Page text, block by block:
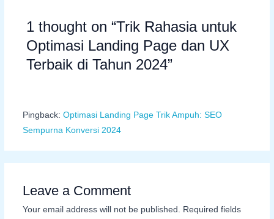
1 thought on “Trik Rahasia untuk
Optimasi Landing Page dan UX
Terbaik di Tahun 2024”
Pingback: Optimasi Landing Page Trik Ampuh: SEO
Sempurna Konversi 2024
Leave a Comment
Your email address will not be published.
Required fields